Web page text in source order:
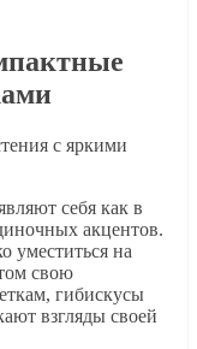
себя как в
акцентов.
уместиться на
свою
гибискусы
взгляды своей